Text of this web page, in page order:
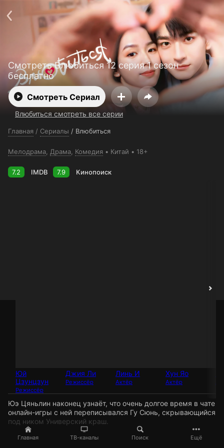
Главная ТВ-каналы Поиск Ещё
Смотреть Влюбиться 12 серия 1 сезон
бесплатно
Смотреть Сериал
Влюбиться смотреть все серии
Главная / Сериалы / Влюбиться
Мелодрама Драма Комедия Китай 18+
7.2 IMDB 7.9 Кинопоиск
Юй
Цзунцзун
Режиссёр
Джия Ли
Режиссёр
Линь И
Актёр
Хун Яо
Актёр
Юэ Цяньлин наконец узнаёт, что очень долгое время в чате
онлайн-игры с ней переписывался Гу Сюнь, скрывающийся
под ником Универский краш.
support@24h.tv
О сервисе
Пользовательское соглашение
Политика конфиденциальности
Для партнёров
Открыть приложение
Ввести промокод
Установить на ТВ
Бесплатные каналы Контакты